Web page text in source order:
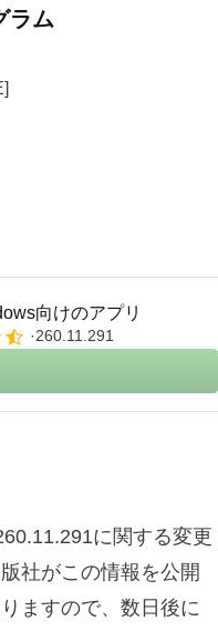
ラム
向けのアプリ
260.11.291
に関する変更
社がこの情報を公開
ますので、数日後に